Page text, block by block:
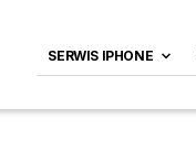
SERWIS IPHONE